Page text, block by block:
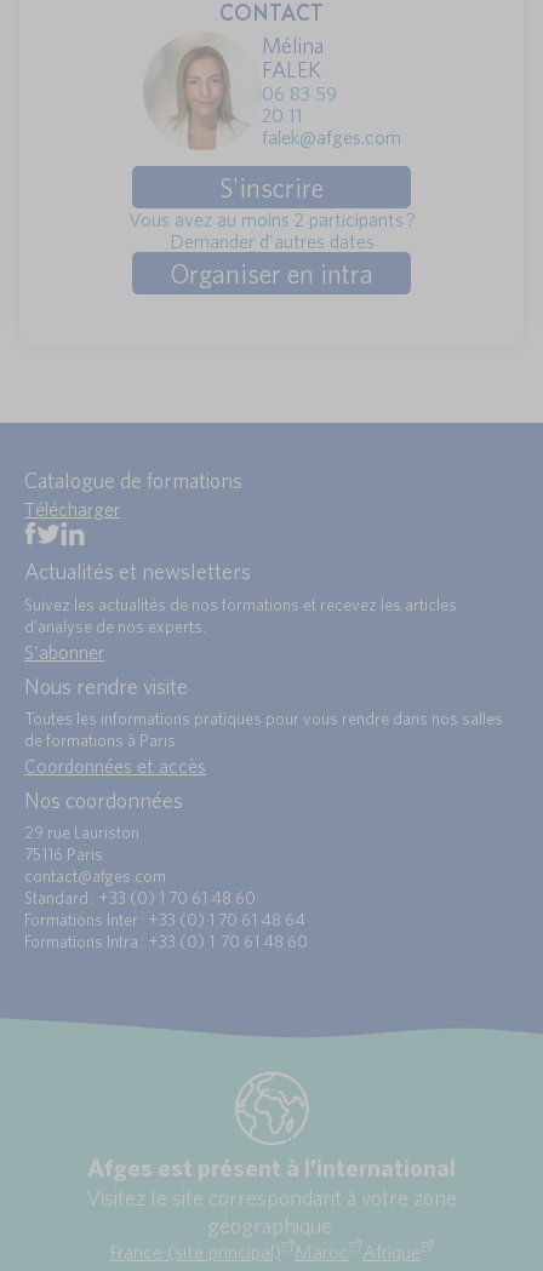
CONTACT
Mélina
FALEK
06 83 59
20 11
falek@afges.com
S'inscrire
Vous avez au moins 2 participants ?
Demander d'autres dates
Organiser en intra
Catalogue de formations
Télécharger
Actualités et newsletters
Suivez les actualités de nos formations et recevez les articles
d’analyse de nos experts.
S'abonner
Nous rendre visite
Toutes les informations pratiques pour vous rendre dans nos salles
de formations à Paris.
Coordonnées et accès
Nos coordonnées
29 rue Lauriston
75116 Paris
contact@afges.com
Standard : +33 (0) 1 70 61 48 60
Formations Inter : +33 (0) 1 70 61 48 64
Formations Intra : +33 (0) 1 70 61 48 60
Afges est présent à l’international
Visitez le site correspondant à votre zone
géographique.
France (site principal) Maroc Afrique